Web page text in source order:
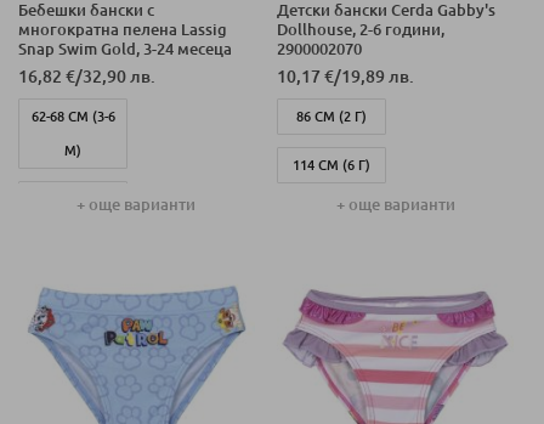
Бебешки бански с
многократна пелена Lassig
Snap Swim Gold, 3-24 месеца
16,82 €/32,90 лв.
62-68 СМ (3-6
М)
74-80 СМ (7-12+ още варианти
Детски бански Cerda Gabby's
Dollhouse, 2-6 години,
2900002070
10,17 €/19,89 лв.
86 СМ (2 Г)
114 СМ (6 Г)
104 СМ (4 Г)
114 СМ (5 Г)
+ още варианти